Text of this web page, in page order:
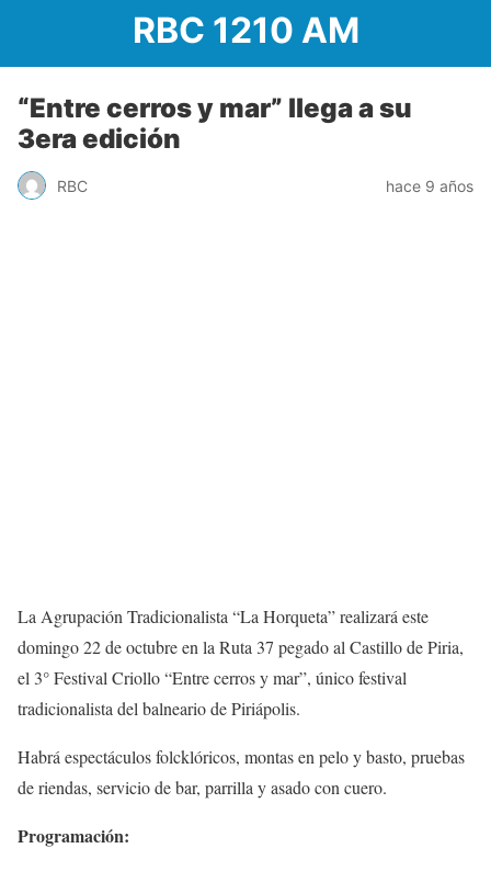
RBC 1210 AM
“Entre cerros y mar” llega a su
3era edición
RBC hace 9 años
La Agrupación Tradicionalista “La Horqueta” realizará este
domingo 22 de octubre en la Ruta 37 pegado al Castillo de Piria,
el 3° Festival Criollo “Entre cerros y mar”, único festival
tradicionalista del balneario de Piriápolis.
Habrá espectáculos folcklóricos, montas en pelo y basto, pruebas
de riendas, servicio de bar, parrilla y asado con cuero.
Programación: